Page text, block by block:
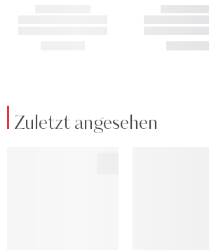
Zuletzt angesehen